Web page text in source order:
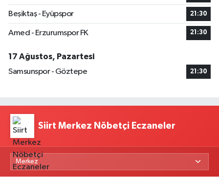
Beşiktaş - Eyüpspor 21:30
Amed - Erzurumspor FK 21:30
17 Ağustos, Pazartesi
Samsunspor - Göztepe
21:30
Siirt Merkez Nöbetçi Eczaneler